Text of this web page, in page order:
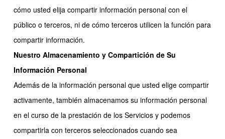
cómo usted elija compartir información personal con el
público o terceros, ni de cómo terceros utilicen la función para
compartir información.
Nuestro Almacenamiento y Compartición de Su
Información Personal
Además de la información personal que usted elige compartir
activamente, también almacenamos su información personal
en el curso de la prestación de los Servicios y podemos
compartirla con terceros seleccionados cuando sea